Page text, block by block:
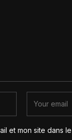
et mon site dans